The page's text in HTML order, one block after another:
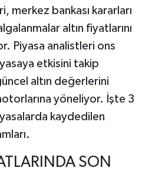
merkez bankası kararları
altın fiyatlarını
Piyasa analistleri ons
etkisini takip
altın değerlerini
yöneliyor. İşte 3
kaydedilen
SON